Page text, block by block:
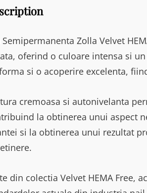
Semipermanenta Zolla Velvet
oferind o culoare intensa si
si o acoperire excelenta,
cremoasa si autonivelanta
la obtinerea unui aspect
si la obtinerea unui rezultat
din colectia Velvet HEMA Free,